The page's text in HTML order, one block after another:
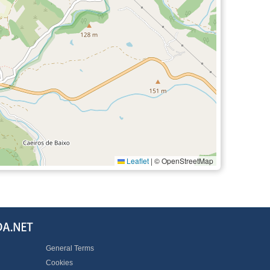
Leaflet | © OpenStreetMap
General Terms
Cookies